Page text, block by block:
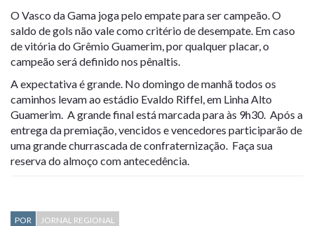
O Vasco da Gama joga pelo empate para ser campeão. O
saldo de gols não vale como critério de desempate. Em caso
de vitória do Grêmio Guamerim, por qualquer placar, o
campeão será definido nos pênaltis.
A expectativa é grande. No domingo de manhã todos os
caminhos levam ao estádio Evaldo Riffel, em Linha Alto
Guamerim. A grande final está marcada para às 9h30. Após a
entrega da premiação, vencidos e vencedores participarão de
uma grande churrascada de confraternização. Faça sua
reserva do almoço com antecedência.
POR
JORNAL REGIONAL